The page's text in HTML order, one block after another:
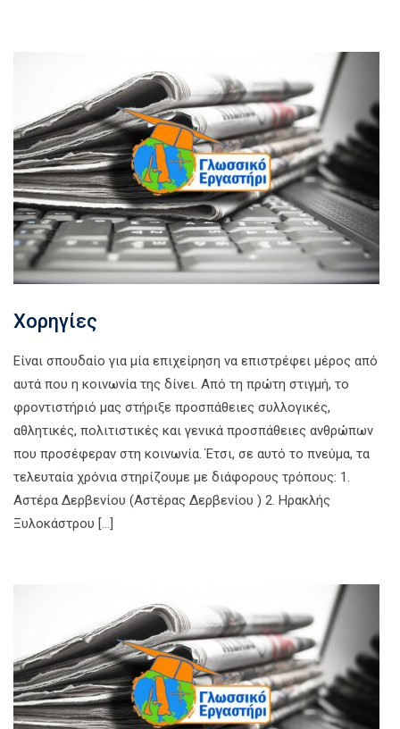
Χορηγίες
Είναι σπουδαίο για μία επιχείρηση να επιστρέφει μέρος από
αυτά που η κοινωνία της δίνει. Από τη πρώτη στιγμή, το
φροντιστήριό μας στήριξε προσπάθειες συλλογικές,
αθλητικές, πολιτιστικές και γενικά προσπάθειες ανθρώπων
που προσέφεραν στη κοινωνία. Έτσι, σε αυτό το πνεύμα, τα
τελευταία χρόνια στηρίζουμε με διάφορους τρόπους: 1.
Αστέρα Δερβενίου (Αστέρας Δερβενίου ) 2. Ηρακλής
Ξυλοκάστρου […]